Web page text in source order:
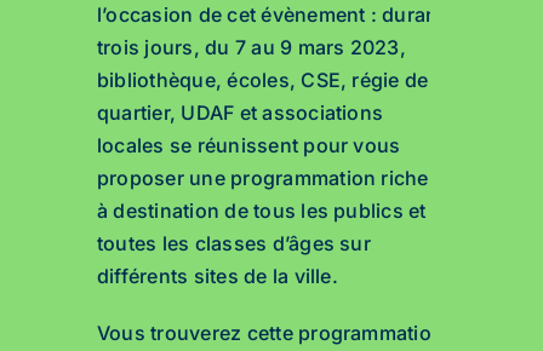
l’occasion de cet évènement : durant
trois jours, du 7 au 9 mars 2023,
bibliothèque, écoles, CSE, régie de
quartier, UDAF et associations
locales se réunissent pour vous
proposer une programmation riche,
à destination de tous les publics et
toutes les classes d’âges sur
différents sites de la ville.
Vous trouverez cette programmation